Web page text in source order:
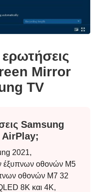
Mirror
TV
Samsung
AirPlay;
2021,
έξυπνων οθονών M5
οθονών M7 32
8K και 4K,